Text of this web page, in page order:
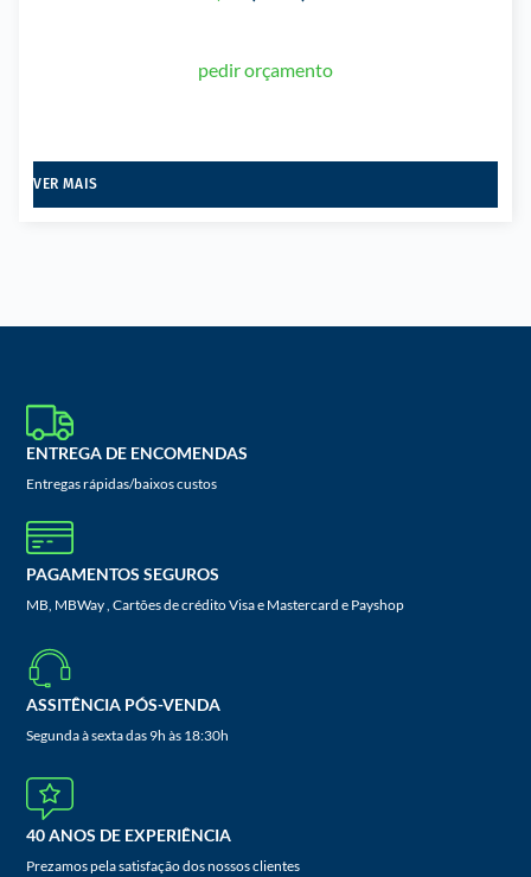
pedir orçamento
VER MAIS
ENTREGA DE ENCOMENDAS
Entregas rápidas/baixos custos
PAGAMENTOS SEGUROS
MB, MBWay , Cartões de crédito Visa e Mastercard e Payshop
ASSITÊNCIA PÓS-VENDA
Segunda à sexta das 9h às 18:30h
40 ANOS DE EXPERIÊNCIA
Prezamos pela satisfação dos nossos clientes